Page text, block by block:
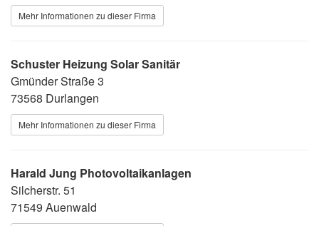
Mehr Informationen zu dieser Firma
Schuster Heizung Solar Sanitär
Gmünder Straße 3
73568 Durlangen
Mehr Informationen zu dieser Firma
Harald Jung Photovoltaikanlagen
Silcherstr. 51
71549 Auenwald